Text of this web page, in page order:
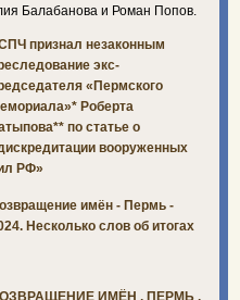
Балабанова и Роман Попов.
признал незаконным
экс-
«Пермского
Роберта
по статье о
вооруженных
РФ»
имён - Пермь -
Несколько слов об итогах